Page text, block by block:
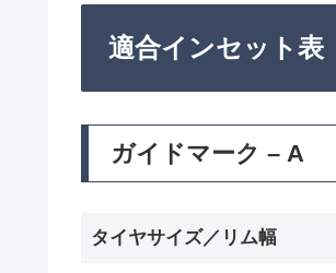
適合インセット表
ガイドマーク – A
タイヤサイズ／リム幅